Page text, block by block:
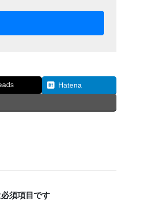
Hatena
須項目です